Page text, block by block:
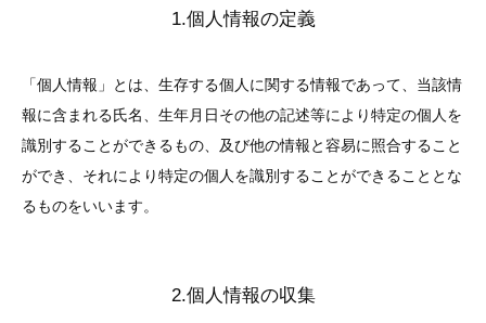
1.個人情報の定義
「個人情報」とは、生存する個人に関する情報であって、当該情
報に含まれる氏名、生年月日その他の記述等により特定の個人を
識別することができるもの、及び他の情報と容易に照合すること
ができ、それにより特定の個人を識別することができることとな
るものをいいます。
2.個人情報の収集